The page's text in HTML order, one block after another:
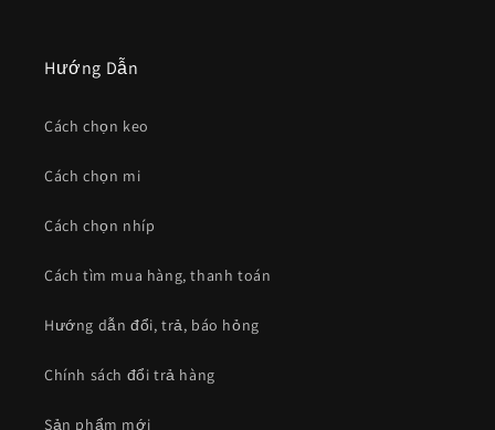
Hướng Dẫn
Cách chọn keo
Cách chọn mi
Cách chọn nhíp
Cách tìm mua hàng, thanh toán
Hướng dẫn đổi, trả, báo hỏng
Chính sách đổi trả hàng
Sản phẩm mới